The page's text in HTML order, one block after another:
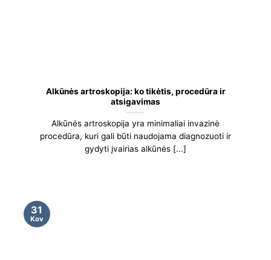
Alkūnės artroskopija: ko tikėtis, procedūra ir
atsigavimas
Alkūnės artroskopija yra minimaliai invazinė
procedūra, kuri gali būti naudojama diagnozuoti ir
gydyti įvairias alkūnės [...]
31
Kov